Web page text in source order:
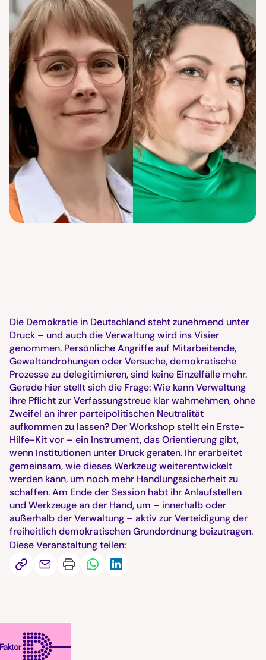
Die Demokratie in Deutschland steht zunehmend unter
Druck – und auch die Verwaltung wird ins Visier
genommen. Persönliche Angriffe auf Mitarbeitende,
Gewaltandrohungen oder Versuche, demokratische
Prozesse zu delegitimieren, sind keine Einzelfälle mehr.
Gerade hier stellt sich die Frage: Wie kann Verwaltung
ihre Pflicht zur Verfassungstreue klar wahrnehmen, ohne
Zweifel an ihrer parteipolitischen Neutralität
aufkommen zu lassen? Der Workshop stellt ein Erste-
Hilfe-Kit vor – ein Instrument, das Orientierung gibt,
wenn Institutionen unter Druck geraten. Ihr erarbeitet
gemeinsam, wie dieses Werkzeug weiterentwickelt
werden kann, um noch mehr Handlungssicherheit zu
schaffen. Am Ende der Session habt ihr Anlaufstellen
und Werkzeuge an der Hand, um – innerhalb oder
außerhalb der Verwaltung – aktiv zur Verteidigung der
freiheitlich demokratischen Grundordnung beizutragen.
Diese Veranstaltung teilen: